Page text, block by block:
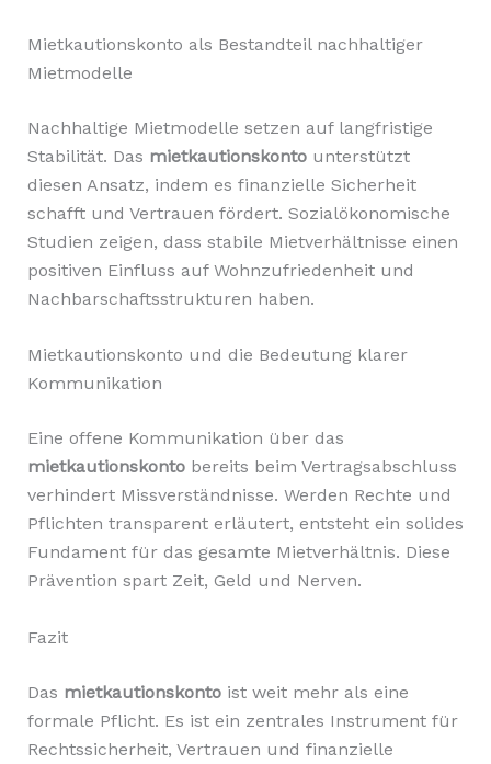
Mietkautionskonto als Bestandteil nachhaltiger
Mietmodelle
Nachhaltige Mietmodelle setzen auf langfristige
Stabilität. Das mietkautionskontounterstützt
diesen Ansatz, indem es finanzielle Sicherheit
schafft und Vertrauen fördert. Sozialökonomische
Studien zeigen, dass stabile Mietverhältnisse einen
positiven Einfluss auf Wohnzufriedenheit und
Nachbarschaftsstrukturen haben.
Mietkautionskonto und die Bedeutung klarer
Kommunikation
Eine offene Kommunikation über das
mietkautionskontobereits beim Vertragsabschluss
verhindert Missverständnisse. Werden Rechte und
Pflichten transparent erläutert, entsteht ein solides
Fundament für das gesamte Mietverhältnis. Diese
Prävention spart Zeit, Geld und Nerven.
Fazit
Das mietkautionskontoist weit mehr als eine
formale Pflicht. Es ist ein zentrales Instrument für
Rechtssicherheit, Vertrauen und finanzielle